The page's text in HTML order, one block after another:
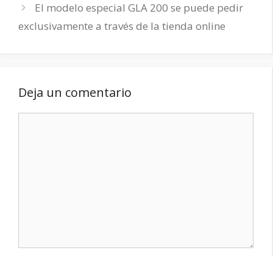
El modelo especial GLA 200 se puede pedir
exclusivamente a través de la tienda online
Deja un comentario